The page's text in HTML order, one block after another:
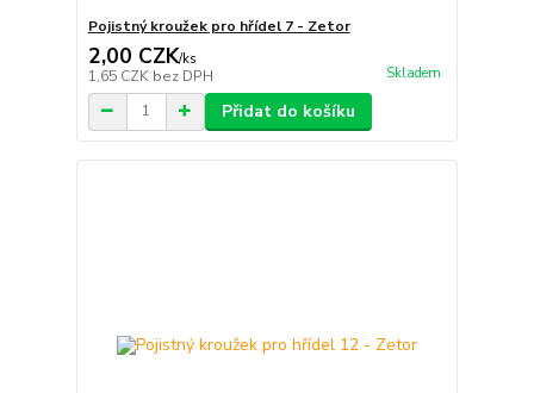
Pojistný kroužek pro hřídel 7 - Zetor
2,00 CZK/ks
1,65 CZK bez DPH Skladem
Přidat do košíku